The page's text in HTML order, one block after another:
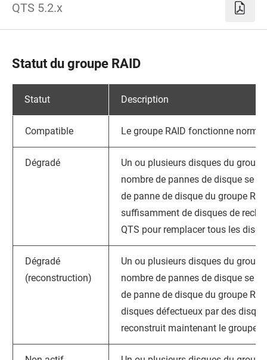
QTS 5.2.x
Statut du groupe RAID
Statut Description
Compatible Le groupe RAID fonctionne
Dégradé
Un ou plusieurs disques du
nombre de pannes de disque se
de panne de disque du groupe
suffisamment de disques de
QTS pour remplacer tous les
Dégradé
(reconstruction)
Un ou plusieurs disques du
nombre de pannes de disque se
de panne de disque du groupe
disques défectueux par des
reconstruit maintenant le groupe